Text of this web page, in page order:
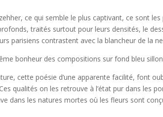
ce qui semble le plus captivant, ce sont
traités surtout pour leurs densités, le
parisiens contrastent avec la blancheur de la
bonheur des compositions sur fond bleu
cette poésie d’une apparente facilité, font
qualités on les retrouve à l’état pur dans les
dans les natures mortes où les fleurs sont